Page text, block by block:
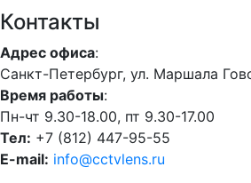
Контакты
Адрес офиса:
Санкт-Петербург, ул. Маршала
Время работы:
Пн-чт 9.30-18.00, пт 9.30-17.00
Тел: +7 (812) 447-95-55
E-mail: info@cctvlens.ru